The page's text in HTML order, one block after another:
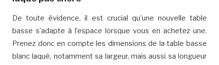
De toute évidence, il est crucial qu’une nouvelle table
basse s’adapte à l’espace lorsque vous en achetez une.
Prenez donc en compte les dimensions de la table basse
blanc laqué, notamment sa largeur, mais aussi sa longueur